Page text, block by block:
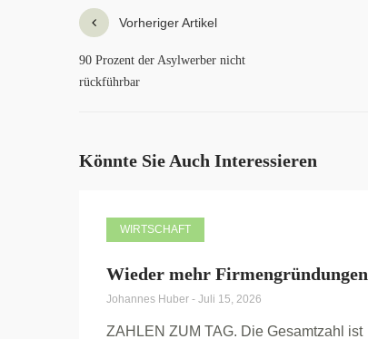
Vorheriger Artikel
90 Prozent der Asylwerber nicht
rückführbar
Könnte Sie Auch Interessieren
WIRTSCHAFT
Wieder mehr Firmengründungen
Johannes Huber - Juli 15, 2026
ZAHLEN ZUM TAG. Die Gesamtzahl ist